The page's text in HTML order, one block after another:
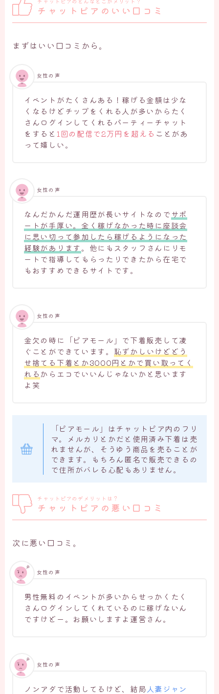
チャットピアのどんなとこがメリット？
チャットピアのいい口コミ
まずはいい口コミから。
イベントがたくさんある！稼げる金額は少な
くなるけどチップをくれる人が多いからたく
さんログインしてくれるパーティーチャット
をすると1回の配信で2万円を超える ことがあ
って嬉しい。
女性の声
なんだかんだ運用歴が長いサイトなので サポ
ートが手厚い。全く稼げなかった時に座談会
に思い切って参加したら稼げるようになった
経験があります。他にもスタッフさんにリモ
ートで指導してもらったりできたから在宅で
もおすすめできるサイトです。
女性の声
金欠の時に「ピアモール」で下着販売して凌
ぐことができています。 恥ずかしいけどどう
せ捨てる下着とか3000円とかで買い取ってく
れる からエコでいいんじゃないかと思います
よ笑
女性の声
「ピアモール」はチャットピア内のフリ
マ。メルカリとかだと使用済み下着は売
れませんが、そうゆう商品を売ることが
できます。もちろん匿名で販売できるの
で住所がバレる心配もありません。
チャットピアのデメリットは？
チャットピアの悪い口コミ
次に悪い口コミ。
男性無料のイベントが多いからせっかくたく
さんログインしてくれているのに稼げないん
ですけどー。お願いしますよ運営さん。
女性の声
ノンアダで活動してるけど、結局人妻ジャン
女性の声